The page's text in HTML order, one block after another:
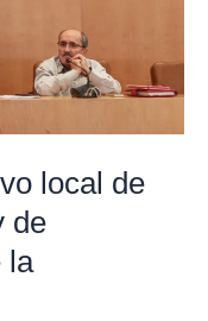
local de
de
la